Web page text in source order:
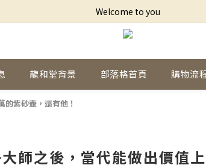
Welcome to you
龍和堂背景 部落格首頁 購物流
紫砂壺，還有他！
師之後，當代能做出價值